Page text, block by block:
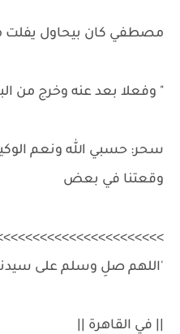
مصطفي كان بيحاول يفلت
" وفعلا بعد عنه وخرج من
سحر: حسبي الله ونعم
وقعتنا في بعض
'اللهم صلِ وسلم على
|| في القاهرة ||